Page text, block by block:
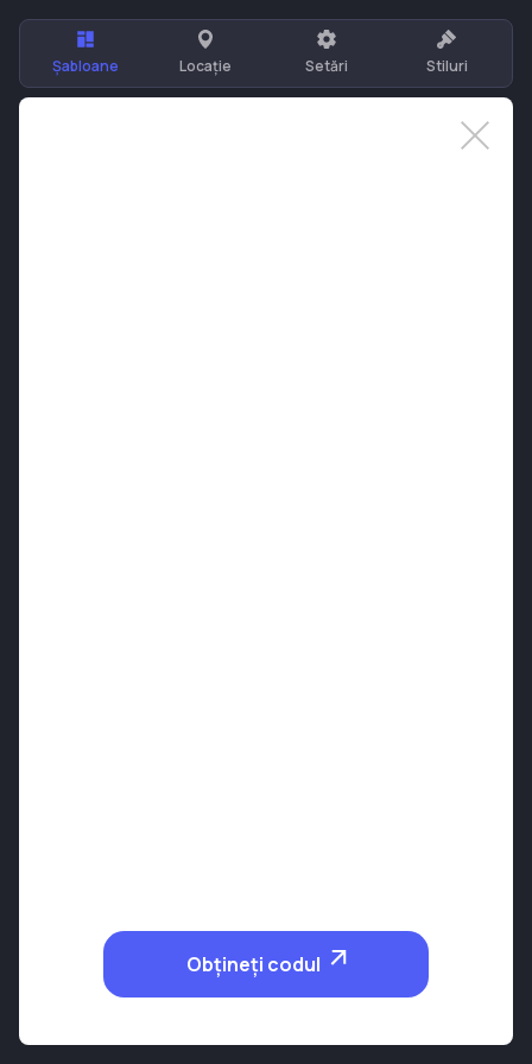
Șabloane Locație Setări Stiluri
Obțineți codul